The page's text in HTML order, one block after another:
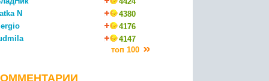
N
4380
4176
4147
топ 100